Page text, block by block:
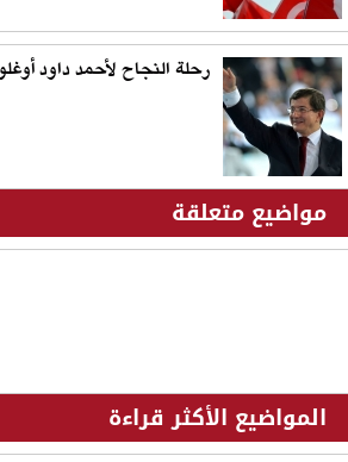
رحلة النجاح لأحمد داود
مواضيع متعلقة
المواضيع الأكثر قراءة